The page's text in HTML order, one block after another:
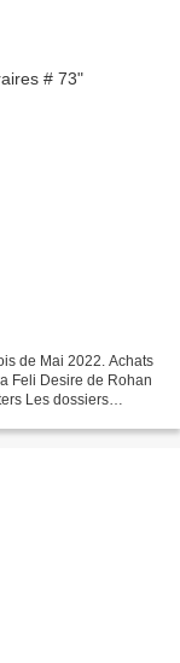
de Mai 2022. Achats
Feli Desire de Rohan
Les dossiers